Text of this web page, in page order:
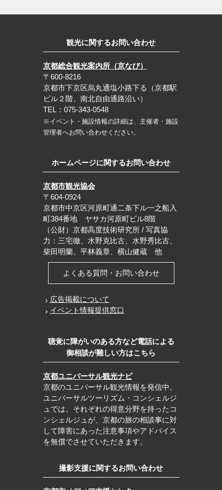
観光に関するお問い合わせ
京都総合観光案内所（京なび）
〒600-8216
京都市下京区烏丸通塩小路下る（京都駅
ビル２階、南北自由通路沿い）
TEL：075-343-0548
※イベント・施設情報の詳細は、主催者・施設
管理者へお問い合わせください。
ホームページに関するお問い合わせ
京都市観光協会
〒604-0924
京都市中京区河原町通二条下ル一之船入
町384番地 ヤサカ河原町ビル8階
（公財）京都高度技術研究所 / 写真協
力：三宅徹、水野克比古、水野秀比古、
柴田明蘭、平林義章、横山健蔵 他
よくある質問・お問い合わせ
広告掲載について
イベント情報提供窓口
聴覚に障がいのある方など電話による
御相談が難しい方はこちら
京都ユニバーサル観光ナビ
京都のユニバーサル観光情報を発信中。
ユニバーサルツーリズム・コンシェルジ
ュでは、それぞれの得意分野を持ったコ
ンシェルジュが、京都の旅の相談事に対
して障害にあった注意事項やアドバイス
を無償でさせていただきます。
撮影支援に関するお問い合わせ